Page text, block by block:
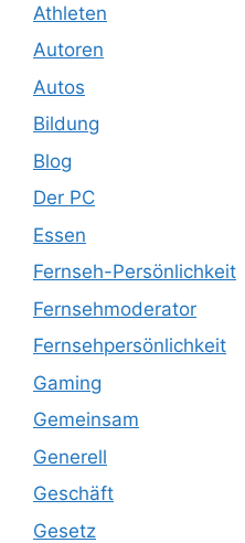
Athleten
Autoren
Autos
Bildung
Blog
Der PC
Essen
Fernseh-Persönlichkeit
Fernsehmoderator
Fernsehpersönlichkeit
Gaming
Gemeinsam
Generell
Geschäft
Gesetz